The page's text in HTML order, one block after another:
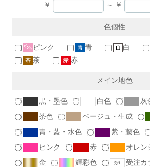
￥ ～ ￥
色個性
ピンク 青 白
茶
赤
メイン地色
黒・墨色 白色
灰
茶色
ベージュ・生成
青・藍・水色
紫・藤色
ピンク
赤 オレン
金
輝彩色 受注カ